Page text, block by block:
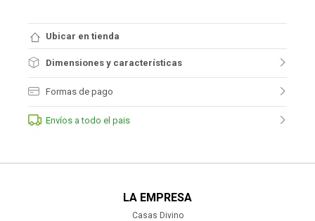
Ubicar en tienda
Dimensiones y características
Formas de pago
Envíos a todo el pais
LA EMPRESA
Casas Divino